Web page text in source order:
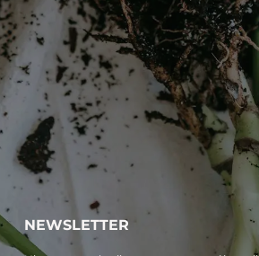
NEWSLETTER